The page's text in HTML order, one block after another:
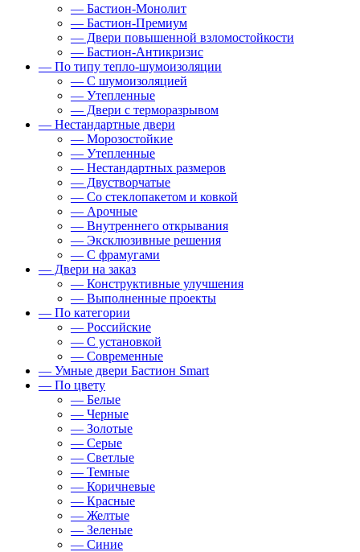
— Бастион-Монолит
— Бастион-Премиум
— Двери повышенной взломостойкости
— Бастион-Антикризис
— По типу тепло-шумоизоляции
— С шумоизоляцией
— Утепленные
— Двери с терморазрывом
— Нестандартные двери
— Морозостойкие
— Утепленные
— Нестандартных размеров
— Двустворчатые
— Со стеклопакетом и ковкой
— Арочные
— Внутреннего открывания
— Эксклюзивные решения
— С фрамугами
— Двери на заказ
— Конструктивные улучшения
— Выполненные проекты
— По категории
— Российские
— С установкой
— Современные
— Умные двери Бастион Smart
— По цвету
— Белые
— Черные
— Золотые
— Серые
— Светлые
— Темные
— Коричневые
— Красные
— Желтые
— Зеленые
— Синие